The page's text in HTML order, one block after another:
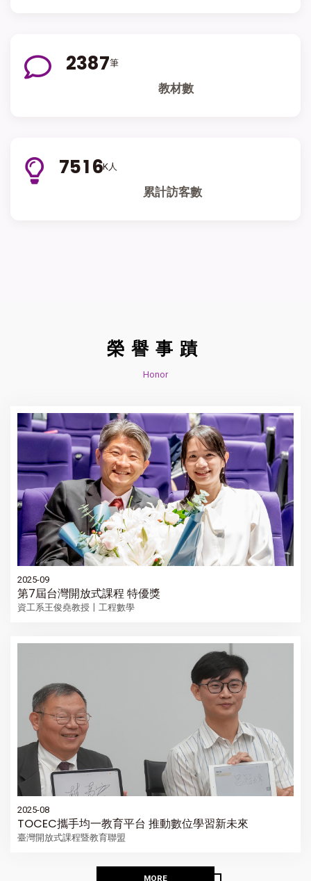
2387筆
教材數
7516K人
累計訪客數
榮譽事蹟
Honor
2025-09
第7屆台灣開放式課程 特優獎
資工系王俊堯教授〡工程數學
2025-08
TOCEC攜手均一教育平台 推動數位學習新未來
臺灣開放式課程暨教育聯盟
MORE